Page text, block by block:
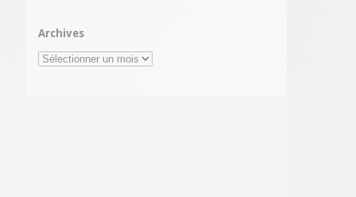
Archives
Archives